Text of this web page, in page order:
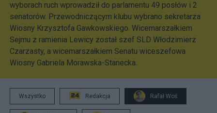
wyborach ruch wprowadził do parlamentu 49 posłów i 2
senatorów. Przewodniczącym klubu wybrano sekretarza
Wiosny Krzysztofa Gawkowskiego. Wicemarszałkiem
Sejmu z ramienia Lewicy został szef SLD Włodzimierz
Czarzasty, a wicemarszałkiem Senatu wiceszefowa
Wiosny Gabriela Morawska-Stanecka.
Wszystko Redakcja Rafał Woś